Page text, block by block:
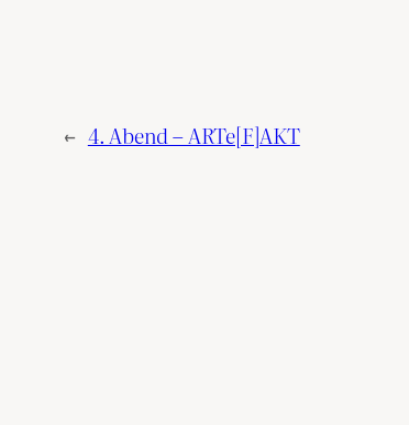
← 4. Abend – ARTe[F]AKT